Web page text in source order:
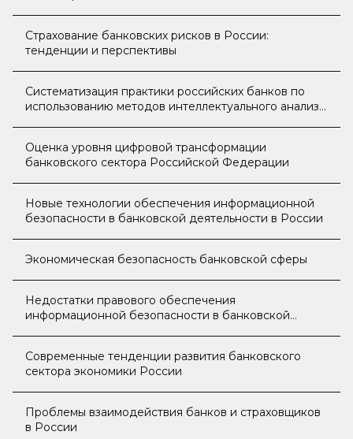
Страхование банковских рисков в России:
тенденции и перспективы
Систематизация практики российских банков по
использованию методов интеллектуального анализа
организаций
Оценка уровня цифровой трансформации
банковского сектора Российской Федерации
Новые технологии обеспечения информационной
безопасности в банковской деятельности в России
Экономическая безопасность банковской сферы
Недостатки правового обеспечения
информационной безопасности в банковской
Современные тенденции развития банковского
сектора экономики России
Проблемы взаимодействия банков и страховщиков
в России